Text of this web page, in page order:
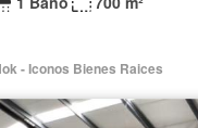
- Iconos Bienes Raices